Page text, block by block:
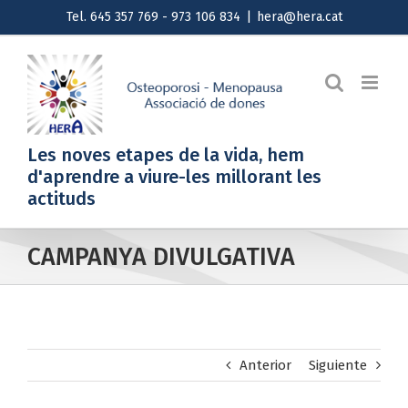
al
contenido
Tel. 645 357 769 - 973 106 834 hera@hera.cat
Les noves etapes de la vida, hem
d'aprendre a viure-les millorant les
actituds
CAMPANYA DIVULGATIVA
Anterior Siguiente